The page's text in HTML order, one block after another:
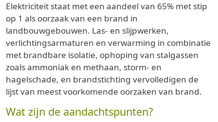
Elektriciteit staat met een aandeel van 65% met stip
op 1 als oorzaak van een brand in
landbouwgebouwen. Las- en slijpwerken,
verlichtingsarmaturen en verwarming in combinatie
met brandbare isolatie, ophoping van stalgassen
zoals ammoniak en methaan, storm- en
hagelschade, en brandstichting vervolledigen de
lijst van meest voorkomende oorzaken van brand.
Wat zijn de aandachtspunten?